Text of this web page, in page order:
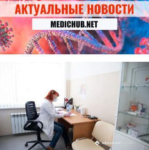
угрозы: что нужно знать о
летних инфекциях